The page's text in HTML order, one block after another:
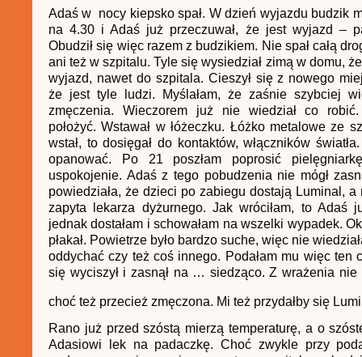
Adaś w nocy kiepsko spał. W dzień wyjazdu budzik
na 4.30 i Adaś już przeczuwał, że jest wyjazd –
Obudził się więc razem z budzikiem. Nie spał całą
ani też w szpitalu. Tyle się wysiedział zimą w domu,
wyjazd, nawet do szpitala. Cieszył się z nowego
że jest tyle ludzi. Myślałam, że zaśnie szybciej
zmęczenia. Wieczorem już nie wiedział co
położyć. Wstawał w łóżeczku. Łóżko metalowe ze
wstał, to dosięgał do kontaktów, włączników
opanować. Po 21 poszłam poprosić
uspokojenie. Adaś z tego pobudzenia nie mógł
powiedziała, że dzieci po zabiegu dostają Luminal,
zapyta lekarza dyżurnego. Jak wróciłam, to Adaś
jednak dostałam i schowałam na wszelki wypadek.
płakał. Powietrze było bardzo suche, więc nie
oddychać czy też coś innego. Podałam mu więc ten
się wyciszył i zasnął na … siedząco. Z wrażenia nie
choć też przecież zmęczona. Mi też przydałby się
Rano już przed szóstą mierzą temperaturę, a o
Adasiowi lek na padaczkę. Choć zwykle przy